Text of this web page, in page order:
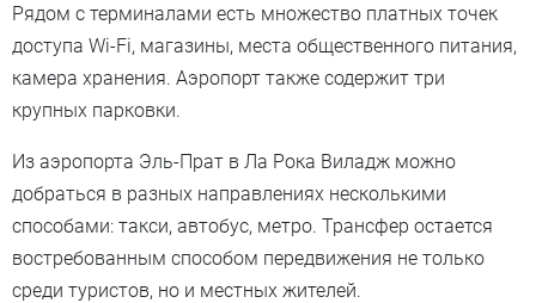
Рядом с терминалами есть множество платных точек
доступа Wi-Fi, магазины, места общественного питания,
камера хранения. Аэропорт также содержит три
крупных парковки.
Из аэропорта Эль-Прат в Ла Рока Виладж можно
добраться в разных направлениях несколькими
способами: такси, автобус, метро. Трансфер остается
востребованным способом передвижения не только
среди туристов, но и местных жителей.